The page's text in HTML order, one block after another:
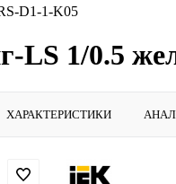
D1-1-K05
LS 1/0.5
ХАРАКТЕРИСТИКИ